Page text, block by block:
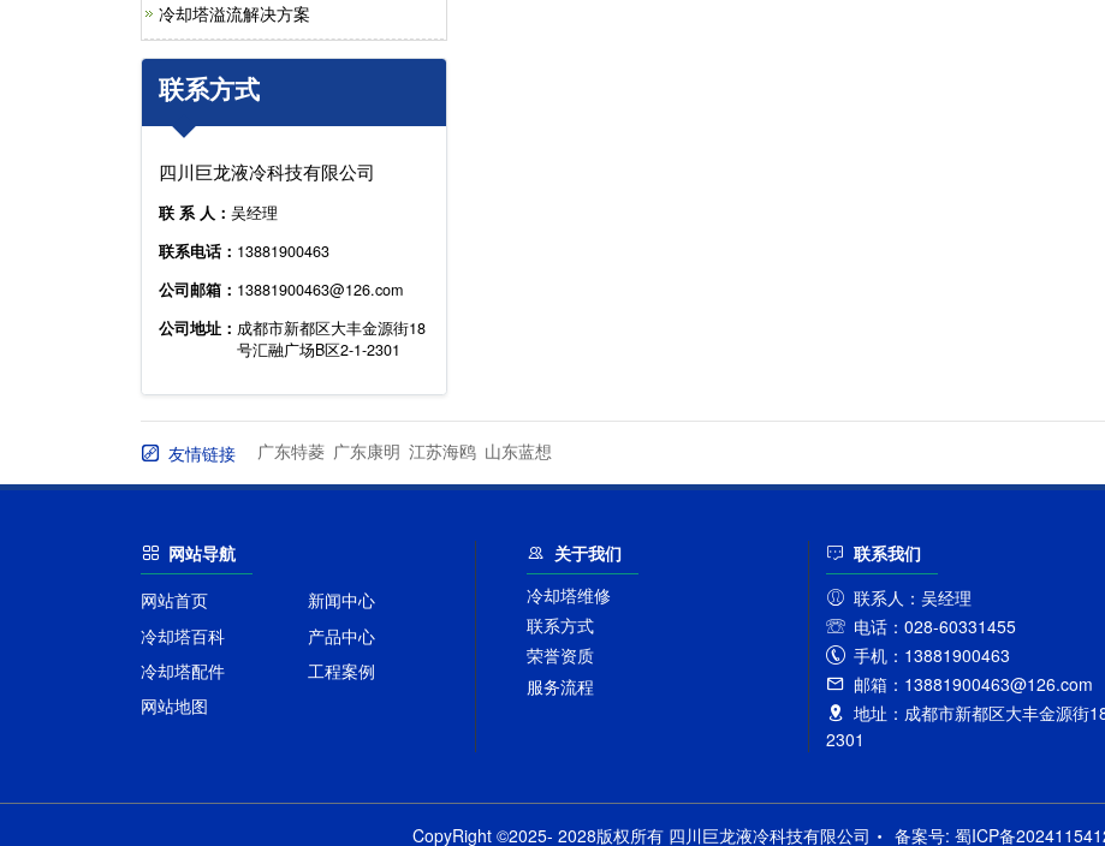
冷却塔溢流解决方案
联系方式
四川巨龙液冷科技有限公司
联 系 人： 吴经理
联系电话： 13881900463
公司邮箱： 13881900463@126.com
公司地址： 成都市新都区大丰金源街18
号汇融广场B区2-1-2301
友情链接 广东特菱 广东康明 江苏海鸥 山东蓝想
网站导航
网站首页
新闻中心
冷却塔百科
产品中心
冷却塔配件
工程案例
网站地图
关于我们
冷却塔维修
联系方式
荣誉资质
服务流程
联系我们
联系人： 吴经理
电话： 028-60331455
手机： 13881900463
邮箱： 13881900463@126.com
地址： 成都市新都区大丰金源街
2301
CopyRight ©2025- 2028版权所有 四川巨龙液冷科技有限公司 备案号: 蜀ICP备